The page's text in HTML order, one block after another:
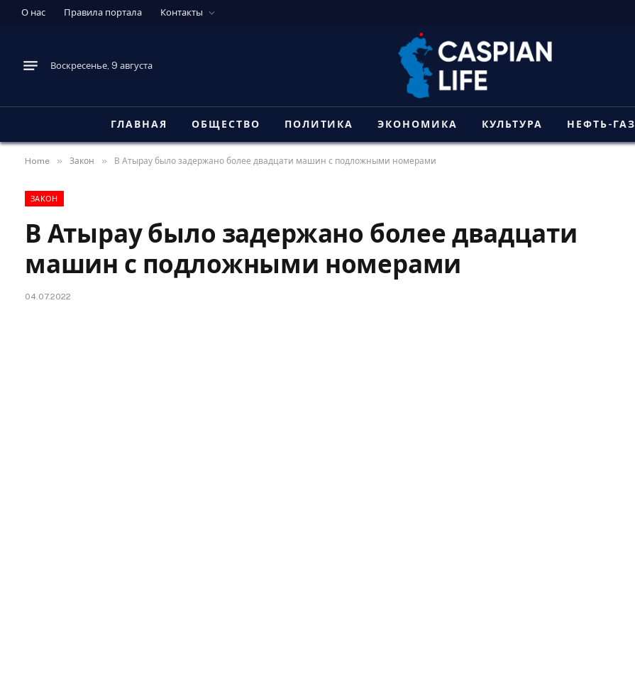
О нас Правила портала Контакты
Воскресенье, 9 августа
ГЛАВНАЯ ОБЩЕСТВО ПОЛИТИКА ЭКОНОМИКА КУЛЬТУРА НЕФТЬ-ГАЗ
Home » Закон » В Атырау было задержано более двадцати машин с подложными номерами
ЗАКОН
В Атырау было задержано более двадцати
машин с подложными номерами
04.07.2022